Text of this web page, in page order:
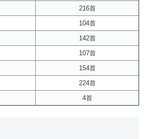
216首
104首
142首
107首
154首
224首
4首